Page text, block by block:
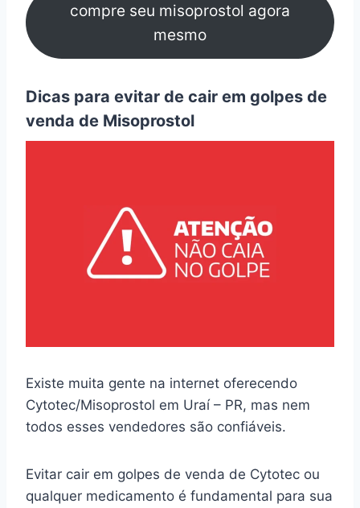
compre seu misoprostol agora
mesmo
Dicas para evitar de cair em golpes de
venda de Misoprostol
Existe muita gente na internet oferecendo
Cytotec/Misoprostol em Uraí – PR, mas nem
todos esses vendedores são confiáveis.
Evitar cair em golpes de venda de Cytotec ou
qualquer medicamento é fundamental para sua